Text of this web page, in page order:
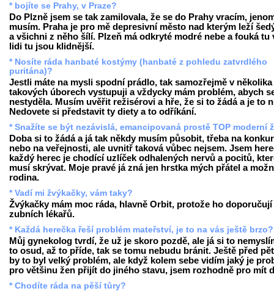
* bojíte se Prahy, v Praze?
Do Plzně jsem se tak zamilovala, že se do Prahy vracím,
musím. Praha je pro mě depresivní město nad kterým leží
a všichni z něho šílí. Plzeň má odkryté modré nebe a fouká tu
lidi tu jsou klidnější.
* Nosíte ráda hanbaté kostýmy (hanbaté z pohledu zatvrdlého
puritána)?
Jestli máte na mysli spodní prádlo, tak samozřejmě v několika
takových úborech vystupuji a vždycky mám problém, abych
nestyděla. Musím uvěřit režisérovi a hře, že si to žádá a je to
Nedovete si představit ty diety a to odříkání.
* Snažíte se být nezávislá, emancipovaná prostě TOP moderní
Doba si to žádá a já tak někdy musím působit, třeba na
nebo na veřejnosti, ale uvnitř taková vůbec nejsem. Jsem
každý herec je chodící uzlíček odhalených nervů a pocitů,
musí skrývat. Moje pravé já zná jen hrstka mých přátel a
rodina.
* Vadí mi žvýkačky, vám taky?
Žvýkačky mám moc ráda, hlavně Orbit, protože ho doporučují
zubních lékařů.
* Každá herečka řeší problém mateřství, je to na vás ještě brzo?
Můj gynekolog tvrdí, že už je skoro pozdě, ale já si to
to osud, až to příde, tak se tomu nebudu bránit. Ještě před
by to byl velký problém, ale když kolem sebe vidím jaký je
pro většinu žen přijít do jiného stavu, jsem rozhodně pro mít
* Chodíte ráda na pěší tůry?